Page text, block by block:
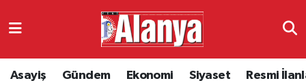
Asayiş Gündem Ekonomi Siyaset Resmi